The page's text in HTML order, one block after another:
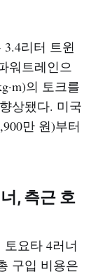
리터 트윈
워트레인으
의 토크를
상됐다. 미국
만 원)부터
, 측근 호
요타 4러너
구입 비용은